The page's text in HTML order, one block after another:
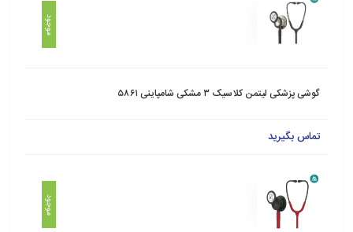
موجود
گوشی پزشکی لیتمن کلاسیک ۳ مشکی شامپاینی ۵۸۶۱
تماس بگیرید
موجود